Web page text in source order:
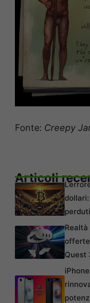
Fonte: Creepy
Articoli
Quest